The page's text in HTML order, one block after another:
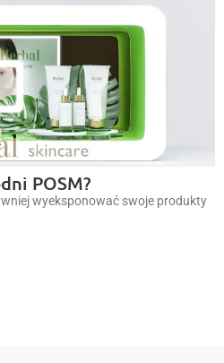
POSM?
wyeksponować swoje produkty